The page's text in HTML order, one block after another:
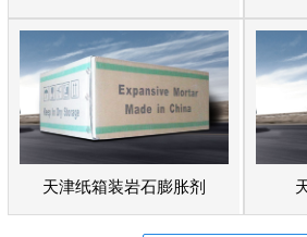
天津纸箱装岩石膨胀剂